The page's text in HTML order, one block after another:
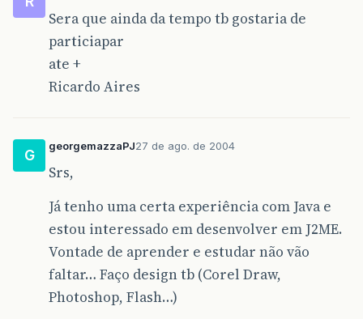
Sera que ainda da tempo tb gostaria de
particiapar
ate +
Ricardo Aires
G
georgemazzaPJ27 de ago. de 2004
Srs,
Já tenho uma certa experiência com Java e
estou interessado em desenvolver em J2ME.
Vontade de aprender e estudar não vão
faltar… Faço design tb (Corel Draw,
Photoshop, Flash…)